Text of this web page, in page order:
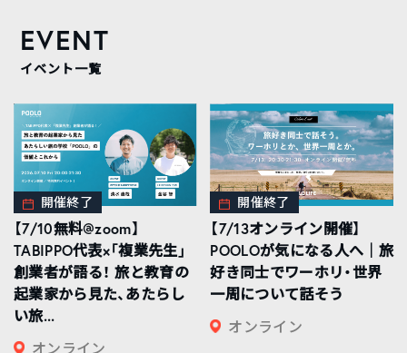
EVENT
イベント一覧
開催終了
【7/10無料@zoom】
TABIPPO代表×「複業先生」
創業者が語る！ 旅と教育の
起業家から見た、あたらし
い旅...
オンライン
開催終了
【7/13オンライン開催】
POOLOが気になる人へ｜旅
好き同士でワーホリ・世界
一周について話そう
オンライン